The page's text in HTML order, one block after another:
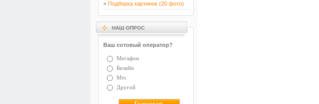
» Подборка картинок (20 фото)
НАШ ОПРОС
Ваш сотовый оператор?
Мегафон
Билайн
Мтс
Другой